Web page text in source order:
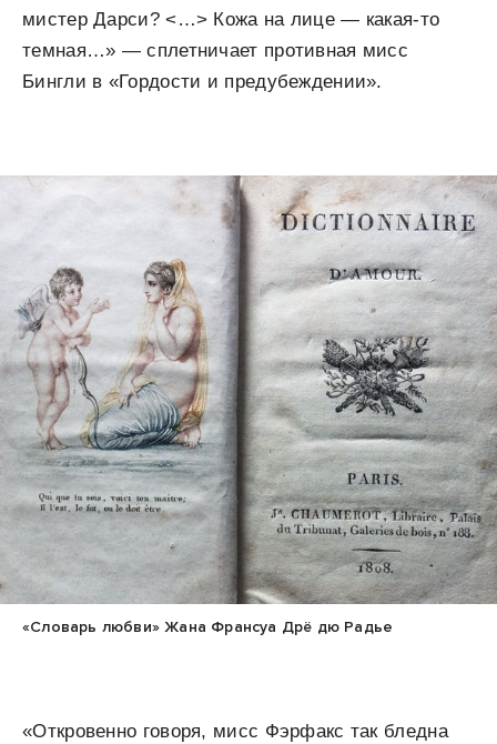
мистер Дарси? <…> Кожа на лице — какая-то
темная…» — сплетничает противная мисс
Бингли в «Гордости и предубеждении».
«Словарь любви» Жана Франсуа Дрё дю Радье
«Откровенно говоря, мисс Фэрфакс так бледна